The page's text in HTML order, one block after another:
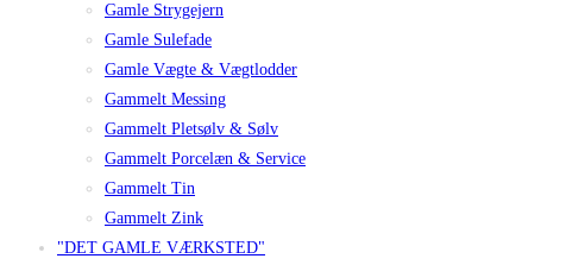
Gamle Strygejern
Gamle Sulefade
Gamle Vægte & Vægtlodder
Gammelt Messing
Gammelt Pletsølv & Sølv
Gammelt Porcelæn & Service
Gammelt Tin
Gammelt Zink
"DET GAMLE VÆRKSTED"